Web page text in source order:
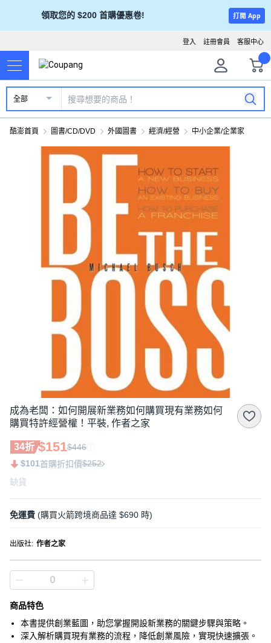
領取您的 $200 首購優惠卷! 打開 App
客服中心
註冊會員
登入
全部
酷澎首頁 圖書/CD/DVD 外國圖書 經濟/經營 中小企業/企業家
成為老闆：如何開展新業務如何購買現有業務如何
購買特許經營權！平裝, 作者之家
34折 $151$446
$101首購折扣價$252
缺貨
免運費 (購買火箭跨境商品達 $690 時)
出版社: 作者之家
商品特色
本書提供創業藍圖，助您掌握開設新業務的關鍵步驟與策略。
深入解析購買現有業務的流程，降低創業風險，實現快速擴張。